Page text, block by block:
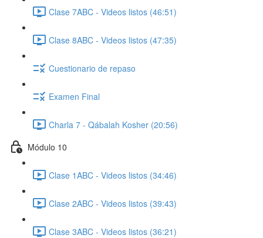
Clase 7ABC - Videos listos (46:51)
Clase 8ABC - Videos listos (47:35)
Cuestionario de repaso
Examen Final
Charla 7 - Qábalah Kosher (20:56)
Módulo 10
Clase 1ABC - Videos listos (34:46)
Clase 2ABC - Videos listos (39:43)
Clase 3ABC - Videos listos (36:21)